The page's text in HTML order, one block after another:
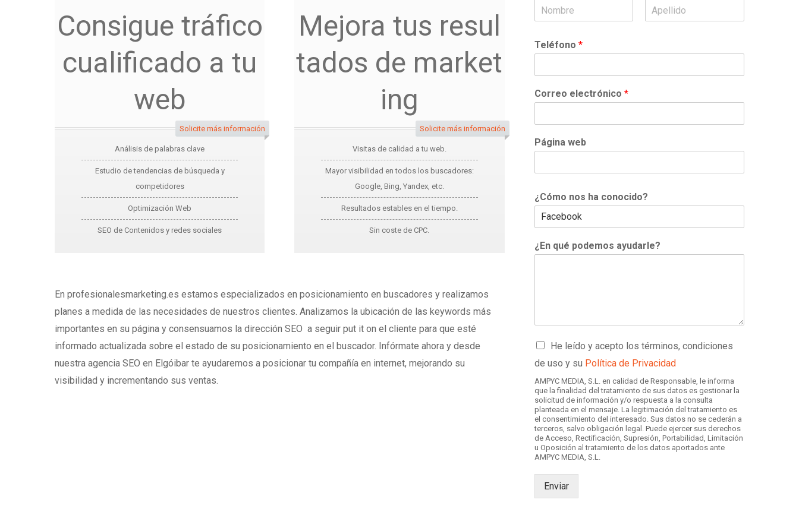
Consigue tráfico
cualificado a tu
web
Solicite más información
Análisis de palabras clave
Estudio de tendencias de búsqueda y
competidores
Optimización Web
SEO de Contenidos y redes sociales
Mejora tus resul
tados de market
ing
Solicite más información
Visitas de calidad a tu web.
Mayor visibilidad en todos los buscadores:
Google, Bing, Yandex, etc.
Resultados estables en el tiempo.
Sin coste de CPC.
En profesionalesmarketing.es estamos especializados en posicionamiento en buscadores y realizamos
planes a medida de las necesidades de nuestros clientes. Analizamos la ubicación de las keywords más
importantes en su página y consensuamos la dirección SEO a seguir put it on el cliente para que esté
informado actualizada sobre el estado de su posicionamiento en el buscador. Infórmate ahora y desde
nuestra agencia SEO en Elgóibar te ayudaremos a posicionar tu compañía en internet, mejorando su
visibilidad y incrementando sus ventas.
o
m
e
i
Teléfono *
Correo electrónico *
Página web
¿Cómo nos ha conocido?
¿En qué podemos ayudarle?
C
s
i
l
l
a
s
d
e
v
e
i
He leído y acepto los términos, condiciones
de uso y su Política de Privacidad
AMPYC MEDIA, S.L. en calidad de Responsable, le informa
que la finalidad del tratamiento de sus datos es gestionar la
solicitud de información y/o respuesta a la consulta
planteada en el mensaje. La legitimación del tratamiento es
el consentimiento del interesado. Sus datos no se cederán a
terceros, salvo obligación legal. Puede ejercer sus derechos
de Acceso, Rectificación, Supresión, Portabilidad, Limitación
u Oposición al tratamiento de los datos aportados ante
AMPYC MEDIA, S.L.
Enviar